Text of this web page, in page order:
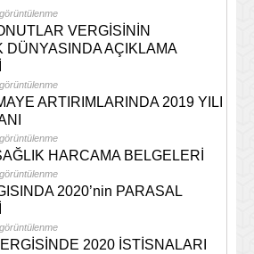
VERGİSİNİN
DÜNYASINDA AÇIKLAMA
ARTIRIMLARINDA 2019 YILI
HARCAMA BELGELERİ
2020’nin PARASAL
2020 İSTİSNALARI